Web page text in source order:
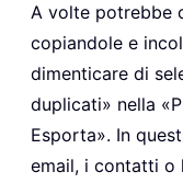
A volte potrebbe
copiandole e
dimenticare di
duplicati» nella
Esporta». In
email, i contatti